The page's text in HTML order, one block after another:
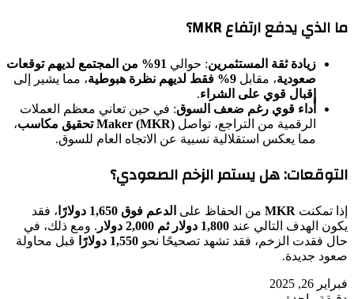
ما الذي يدفع ارتفاع MKR؟
زيادة ثقة المستثمرين: حوالي
91% من المجتمع لديهم توقعات
صعودية، مقابل 9% فقط لديهم نظرة هبوطية
، مما يشير إلى
إقبال قوي على الشراء.
أداء قوي رغم ضعف السوق: في حين تعاني معظم العملات
الرقمية من التراجع، تواصل Maker (MKR) تحقيق مكاسب
،
مما يعكس استقلالية نسبية عن الاتجاه العام للسوق.
التوقعات: هل يستمر الزخم الصعودي؟
إذا تمكنت MKR من الحفاظ على الدعم فوق 1,650 دولارًا
، فقد
يكون الهدف التالي عند 1,800 دولار ثم 2,000 دولار
. ومع ذلك، في
حال فقدت الزخم، فقد تشهد تصحيحًا نحو 1,550 دولارًا
قبل محاولة
صعود جديدة.
فبراير 26, 2025